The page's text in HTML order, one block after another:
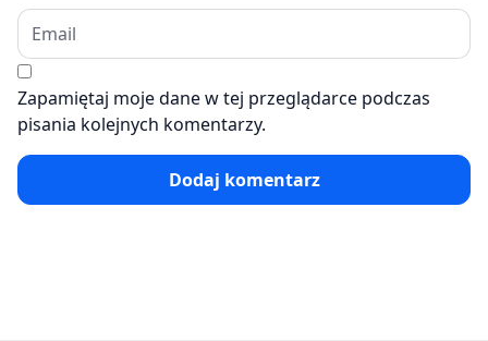
Zapamiętaj moje dane w tej przeglądarce podczas
pisania kolejnych komentarzy.
Dodaj komentarz